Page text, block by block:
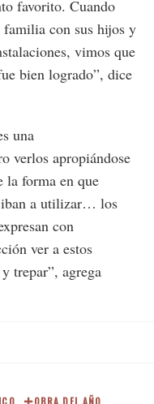
favorito. Cuando
familia con sus hijos y
vimos que
bien logrado”, dice
una
verlos apropiándose
la forma en que
iban a utilizar… los
con
ver a estos
trepar”, agrega
OBRA DEL AÑO